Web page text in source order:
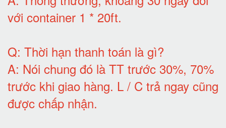
với container 1 * 20ft.
Q: Thời hạn thanh toán là gì?
A: Nói chung đó là TT trước 30%, 70%
trước khi giao hàng. L / C trả ngay cũng
được chấp nhận.